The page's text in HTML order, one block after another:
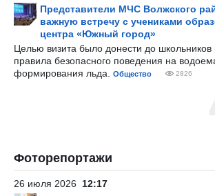
Представители МЧС Волжского
важную встречу с учениками
центра «Южный город»
Целью визита было донести до
правила безопасного поведения на
формирования льда.
Общество 2826
Фоторепортажи
26 июля 2026 12:17